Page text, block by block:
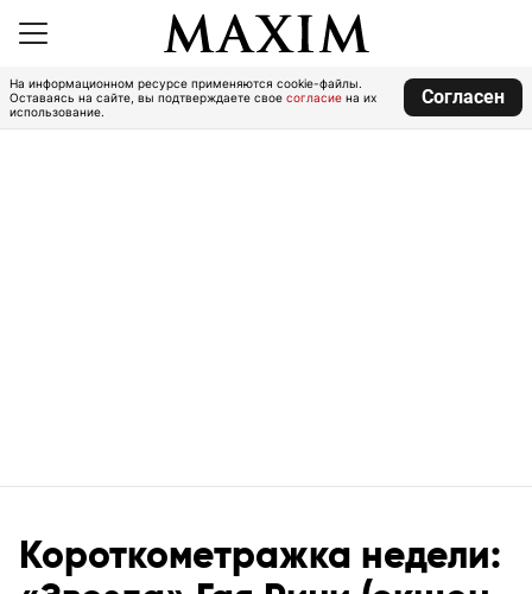
На информационном ресурсе применяются cookie-файлы.
Оставаясь на сайте, вы подтверждаете свое согласие на их
использование.
Согласен
Короткометражка недели: